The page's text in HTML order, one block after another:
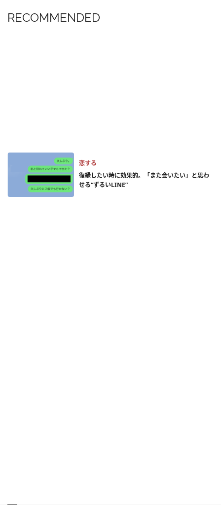
RECOMMENDED
恋する
復縁したい時に効果的。「また会いたい」と思わ
せる“ずるいLINE”